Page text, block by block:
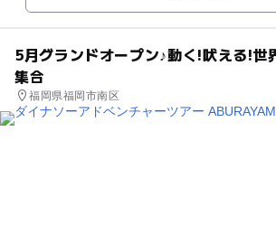
5月グランドオープン♪動く!吠える!世
集合
福岡県福岡市南区